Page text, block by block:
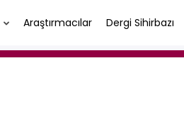
Araştırmacılar Dergi Sihirbazı